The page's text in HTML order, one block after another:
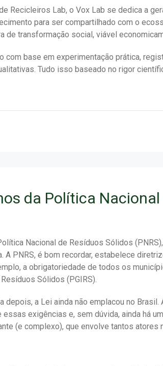
Recicleiros Lab, o Vox Lab se dedica a
para ser compartilhado com o
de transformação social, viável
com base em experimentação prática,
Tudo isso baseado no rigor
da Política
Nacional de Resíduos Sólidos
A PNRS, é bom recordar, estabelece
a obrigatoriedade de todos os
Sólidos (PGIRS).
depois, a Lei ainda não emplacou no
exigências e, sem dúvida, ainda há
(e complexo), que envolve tantos atores